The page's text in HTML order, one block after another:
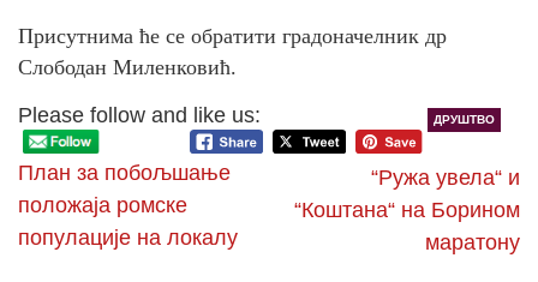
Присутнима ће се обратити градоначелник др
Слободан Миленковић.
Please follow and like us:
ДРУШТВО
План за побољшање
положаја ромске
популације на локалу
“Ружа увела“ и
“Коштана“ на Борином
маратону